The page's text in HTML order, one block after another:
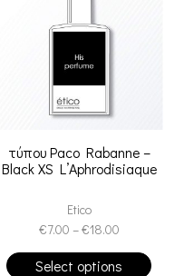
τύπου Paco Rabanne –
Black XS L’Aphrodisiaque
Etico
€7.00 –€18.00
Select options